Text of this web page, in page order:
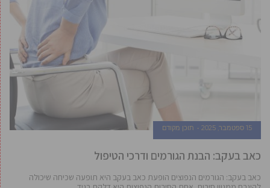
15 ספטמבר, 2025 תוכן מקודם
כאב בעקב: הבנת הגורמים ודרכי הטיפול
כאב בעקב: הגורמים הנפוצים הופעת כאב בעקב היא תופעה שכיחה שיכולה